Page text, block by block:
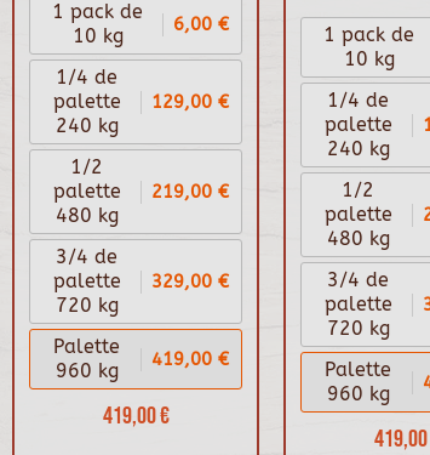
419,00 €
1 pack de
10 kg
6,00 €
1/4 de
palette
240 kg
129,00 €
1/2
palette
480 kg
219,00 €
3/4 de
palette
720 kg
329,00 €
Palette
960 kg
419,00 €
1 pack de
10 kg
1/4 de
palette
240 kg
1/2
palette
480 kg
3/4 de
palette
720 kg
Palette
960 kg